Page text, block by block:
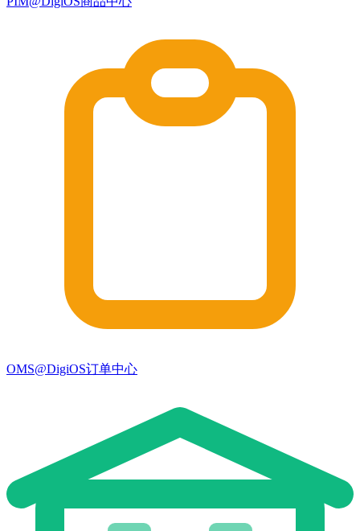
OMS@DigiOS订单中心